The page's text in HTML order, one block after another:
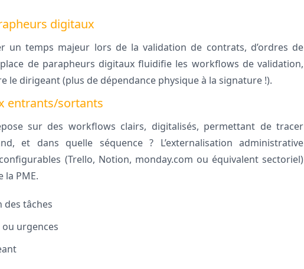
digitaux
un temps majeur lors de la validation de contrats, d’ordres de
de parapheurs digitaux fluidifie les workflows de validation,
le dirigeant (plus de dépendance physique à la signature !).
entrants/sortants
sur des workflows clairs, digitalisés, permettant de tracer
et dans quelle séquence ? L’externalisation administrative
(Trello, Notion, monday.com ou équivalent sectoriel)
la PME.
tâches
urgences